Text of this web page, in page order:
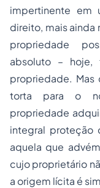
impertinente em
direito, mais ainda
propriedade
absoluto – hoje,
propriedade. Mas
torta para o
propriedade
integral proteção
aquela que
cujo proprietário
a origem lícita é